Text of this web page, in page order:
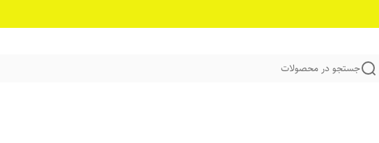
جستجو در محصولات